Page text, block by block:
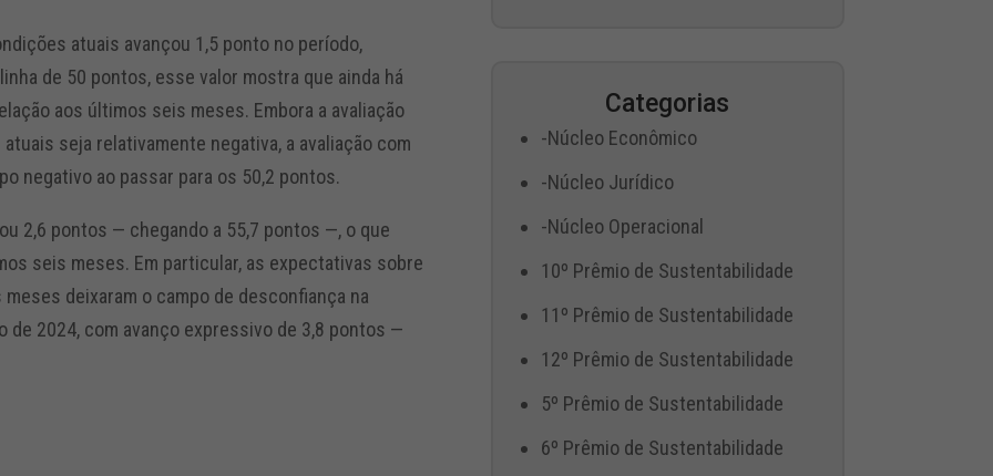
atuais avançou 1,5 ponto no período,
de 50 pontos, esse valor mostra que ainda há
aos últimos seis meses. Embora a avaliação
seja relativamente negativa, a avaliação com
negativo ao passar para os 50,2 pontos.
2,6 pontos — chegando a 55,7 pontos —, o que
seis meses. Em particular, as expectativas sobre
deixaram o campo de desconfiança na
de 2024, com avanço expressivo de 3,8 pontos —
Categorias
-Núcleo Econômico
-Núcleo Jurídico
-Núcleo Operacional
10º Prêmio de Sustentabilidade
11º Prêmio de Sustentabilidade
12º Prêmio de Sustentabilidade
5º Prêmio de Sustentabilidade
6º Prêmio de Sustentabilidade